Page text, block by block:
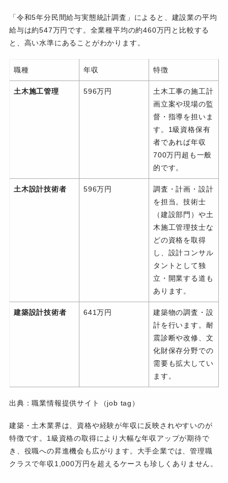
「令和5年分民間給与実態統計調査 」によると、建設業の平均
給与は約547万円です。全業種平均の約460万円と比較する
と、高い水準にあることがわかります。
職種 年収 特徴
土木施工管理 596万円
土木工事の施工計
画立案や現場の監
督・指導を担いま
す。1級資格保有
者であれば年収
700万円超も一般
的です。
土木設計技術者 596万円
調査・計画・設計
を担当。技術士
（建設部門）や土
木施工管理技士な
どの資格を取得
し、設計コンサル
タントとして独
立・開業する道も
あります。
建築設計技術者 641万円
建築物の調査・設
計を行います。耐
震診断や改修、文
化財保存分野での
需要も拡大してい
ます。
出典：職業情報提供サイト（job tag）
建築・土木業界は、資格や経験が年収に反映されやすいのが
特徴です。1級資格の取得により大幅な年収アップが期待で
き、役職への昇進機会も広がります。大手企業では、管理職
クラスで年収1,000万円を超えるケースも珍しくありません。